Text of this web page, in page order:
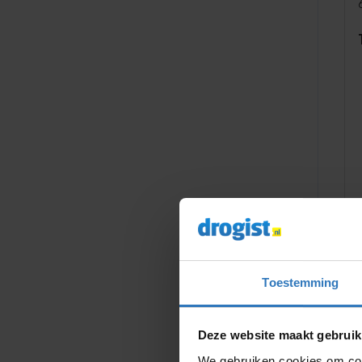
Toestemming
Deze website maakt